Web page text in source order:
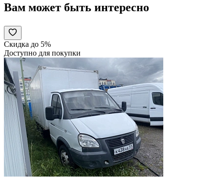
Вам может быть интересно
Скидка до 5%
Доступно для покупки